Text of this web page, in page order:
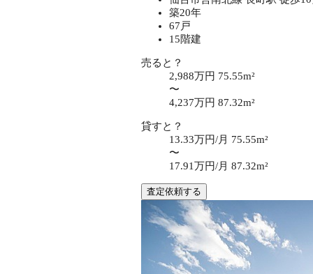
築20年
67戸
15階建
売ると？
2,988万円 75.55m²
〜
4,237万円 87.32m²
貸すと？
13.33万円/月 75.55m²
〜
17.91万円/月 87.32m²
査定依頼する